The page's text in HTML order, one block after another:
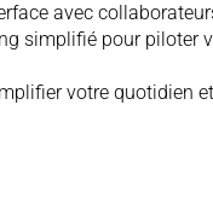
avec
simplifié pour piloter
votre quotidien